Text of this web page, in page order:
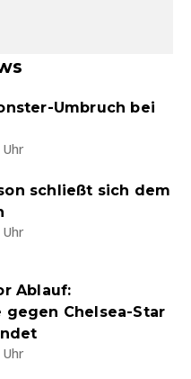
Umbruch bei
Uhr
schließt sich dem
Uhr
Ablauf:
gegen Chelsea-Star
Uhr